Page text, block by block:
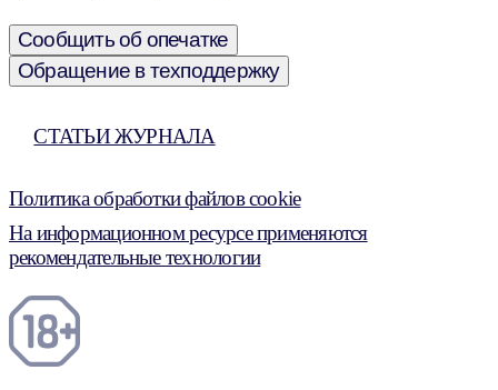
Сообщить об опечатке
Обращение в техподдержку
СТАТЬИ ЖУРНАЛА
Политика обработки файлов cookie
На информационном ресурсе применяются
рекомендательные технологии